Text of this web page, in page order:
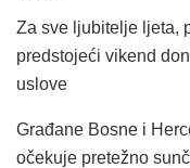
Za sve ljubitelje ljeta,
predstojeći vikend
uslove
Građane Bosne i
očekuje pretežno